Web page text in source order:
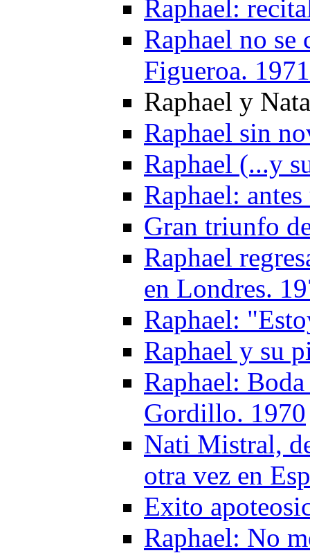
Raphael:
Raphael no se
Figueroa. 1971
Raphael y
Raphael sin
Raphael (...y
Raphael:
Gran triunfo
Raphael
en Londres.
Raphael:
Raphael y su
Raphael:
Gordillo. 1970
Nati Mistral,
otra vez en
Exito
Raphael: No